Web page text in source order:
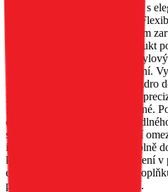
Udržte svůj telefon v bezpečí a s
tenkému pouzdru Roar Luna.
barvách a s matným provedením
zařízení proti poškrábání. Produkt
Pouzdro Roar Luna není jen
také komplexní ochrana zařízení.
odolného materiálu TPU, pouzdro
poškozením nebo škrábanci, a
fotoaparáty zůstanou neporušené.
dotek, což se promítá do
snadno ovladatelná a nereagují
indukčního nabíjení můžete volně
kabelů. Stylové, matné provedení v
estetický doplněk k ostatním
podporuje bezdrátové nabíjení.